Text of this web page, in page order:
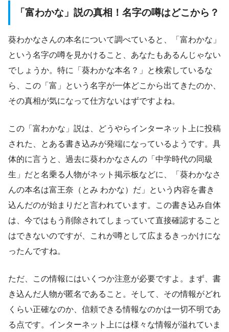
「富わかな」説の真相！名字の噂はどこから？
葵わかなさんの本名について調べていると、「富わかな」
という名字の噂を見かけること、あなたもあるんじゃない
でしょうか。特に「葵わかな本名？」と検索しているな
ら、この「富」という名字が一体どこから出てきたのか、
その真相が気になって仕方ないはずですよね。
この「富わかな」説は、どうやらインターネット上に投稿
された、とある書き込みが発端になっているようです。具
体的に言うと、過去に葵わかなさんの「中学時代の同級
生」だと名乗る人物がネット掲示板などに、「葵わかなさ
んの本名は富王奈（とみ わかな）だ」という内容を書き
込んだのが始まりだと言われています。この書き込み自体
は、今ではもう削除されてしまっていて直接確認すること
はできないのですが、これが噂として広まるきっかけにな
ったんですね。
ただ、この情報にはいくつか注意が必要ですよ。まず、書
き込んだ人物が匿名であること。そして、その情報がどれ
くらい正確なのか、信頼できる情報なのかは一切不明であ
る点です。インターネット上には様々な情報が溢れていま